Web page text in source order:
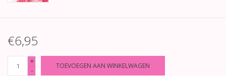
€6,95
+
-
TOEVOEGEN AAN WINKELWAGEN